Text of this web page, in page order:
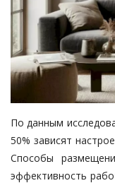
По данным
50% зависят
Способы
эффективность